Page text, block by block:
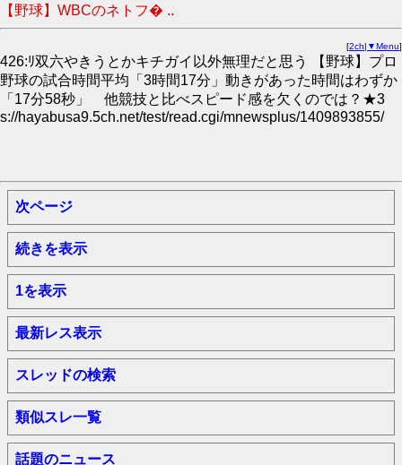
【野球】WBCのネトフ� ..
[2ch| ▼Menu]
426:ﾘ双六やきうとかキチガイ以外無理だと思う 【野球】プロ
野球の試合時間平均「3時間17分」動きがあった時間はわずか
「17分58秒」 他競技と比べスピード感を欠くのでは？★3
s://hayabusa9.5ch.net/test/read.cgi/mnewsplus/1409893855/
次ページ
続きを表示
1を表示
最新レス表示
スレッドの検索
類似スレ一覧
話題のニュース